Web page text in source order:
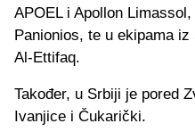
APOEL i Apollon
Panionios, te u ekipama
Al-Ettifaq.
Također, u Srbiji je pored
Ivanjice i Čukarički.